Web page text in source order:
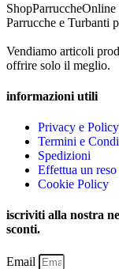
Parrucche e Turbanti
Vendiamo articoli
offrire solo il meglio.
informazioni utili
Privacy e Policy
Termini e
Spedizioni
Effettua un reso
Cookie Policy
iscriviti alla nostra
sconti.
Email